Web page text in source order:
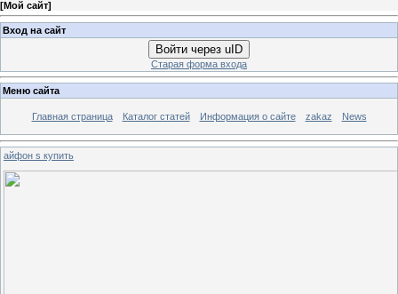
[Мой сайт]
Вход на сайт
Войти через uID
Старая форма входа
Меню сайта
Главная страница Каталог статей Информация о сайте zakaz News
айфон s купить